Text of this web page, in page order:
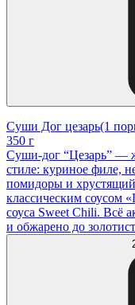
Суши Дог цезарь(1
350 г
Суши-дог “Цезарь” —
стиле: куриное филе,
помидоры и
классическим соусом
соуса Sweet Chili. Всё
и обжарено до